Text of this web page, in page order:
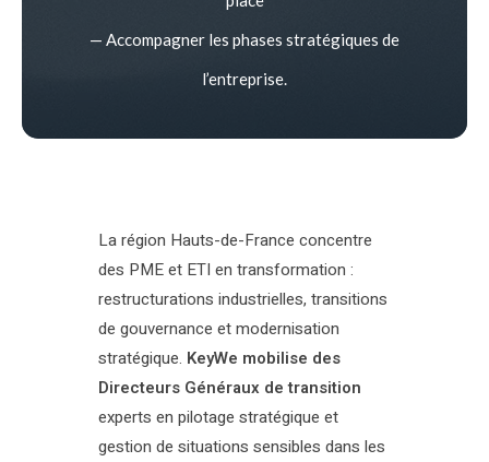
— Accompagner les phases stratégiques de
l’entreprise.
La région Hauts-de-France concentre
des PME et ETI en transformation :
restructurations industrielles, transitions
de gouvernance et modernisation
stratégique. KeyWe mobilise des
Directeurs Généraux de transition
experts en pilotage stratégique et
gestion de situations sensibles dans les